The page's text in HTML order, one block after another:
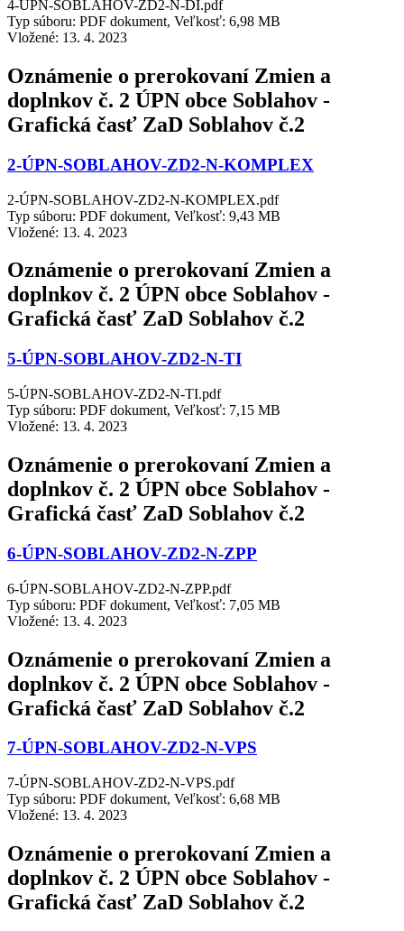
4-ÚPN-SOBLAHOV-ZD2-N-DI.pdf
Typ súboru: PDF dokument, Veľkosť: 6,98 MB
Vložené: 13. 4. 2023
Oznámenie o prerokovaní Zmien a
doplnkov č. 2 ÚPN obce Soblahov -
Grafická časť ZaD Soblahov č.2
2-ÚPN-SOBLAHOV-ZD2-N-KOMPLEX
2-ÚPN-SOBLAHOV-ZD2-N-KOMPLEX.pdf
Typ súboru: PDF dokument, Veľkosť: 9,43 MB
Vložené: 13. 4. 2023
Oznámenie o prerokovaní Zmien a
doplnkov č. 2 ÚPN obce Soblahov -
Grafická časť ZaD Soblahov č.2
5-ÚPN-SOBLAHOV-ZD2-N-TI
5-ÚPN-SOBLAHOV-ZD2-N-TI.pdf
Typ súboru: PDF dokument, Veľkosť: 7,15 MB
Vložené: 13. 4. 2023
Oznámenie o prerokovaní Zmien a
doplnkov č. 2 ÚPN obce Soblahov -
Grafická časť ZaD Soblahov č.2
6-ÚPN-SOBLAHOV-ZD2-N-ZPP
6-ÚPN-SOBLAHOV-ZD2-N-ZPP.pdf
Typ súboru: PDF dokument, Veľkosť: 7,05 MB
Vložené: 13. 4. 2023
Oznámenie o prerokovaní Zmien a
doplnkov č. 2 ÚPN obce Soblahov -
Grafická časť ZaD Soblahov č.2
7-ÚPN-SOBLAHOV-ZD2-N-VPS
7-ÚPN-SOBLAHOV-ZD2-N-VPS.pdf
Typ súboru: PDF dokument, Veľkosť: 6,68 MB
Vložené: 13. 4. 2023
Oznámenie o prerokovaní Zmien a
doplnkov č. 2 ÚPN obce Soblahov -
Grafická časť ZaD Soblahov č.2